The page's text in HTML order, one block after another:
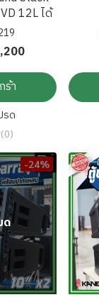
12L ได้
ร้า
รด
(0)
-24%
ด